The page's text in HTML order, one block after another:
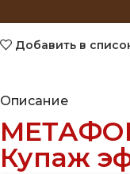
Добавить в
Описание
Купаж